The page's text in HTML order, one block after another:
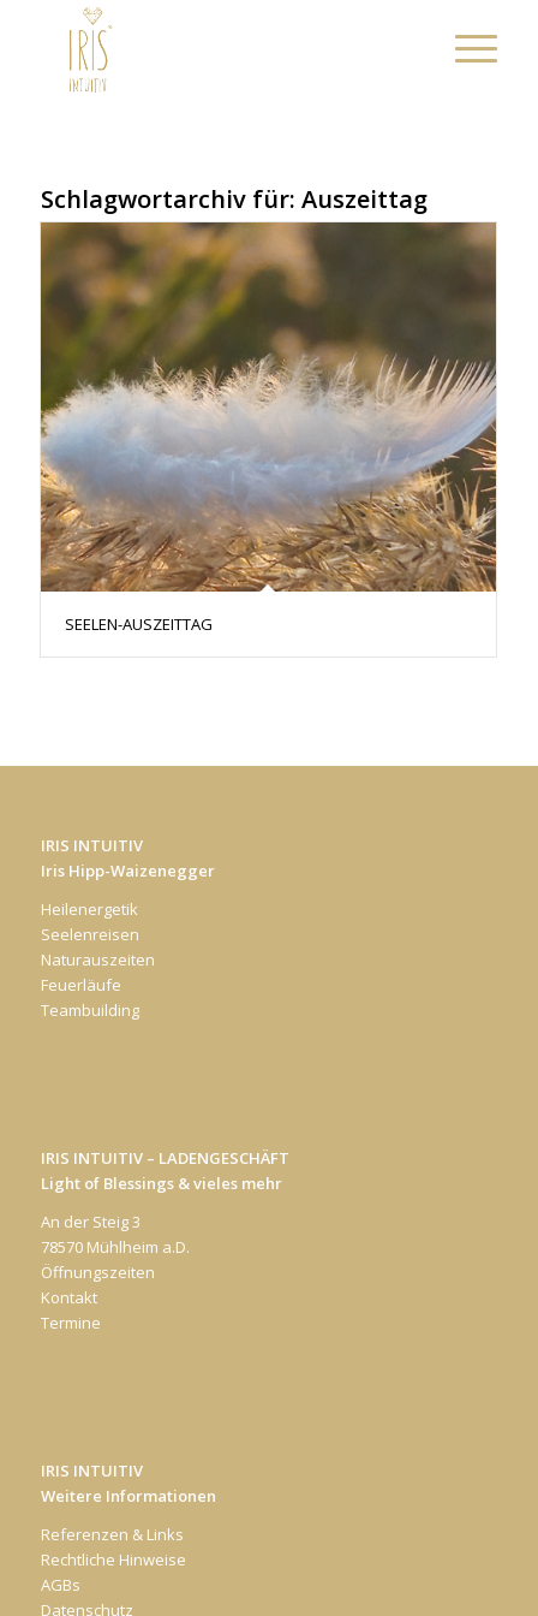
Schlagwortarchiv für: Auszeittag
SEELEN-AUSZEITTAG
IRIS INTUITIV
Iris Hipp-Waizenegger
Heilenergetik
Seelenreisen
Naturauszeiten
Feuerläufe
Teambuilding
IRIS INTUITIV – LADENGESCHÄFT
Light of Blessings & vieles mehr
An der Steig 3
78570 Mühlheim a.D.
Öffnungszeiten
Kontakt
Termine
IRIS INTUITIV
Weitere Informationen
Referenzen & Links
Rechtliche Hinweise
AGBs
Datenschutz